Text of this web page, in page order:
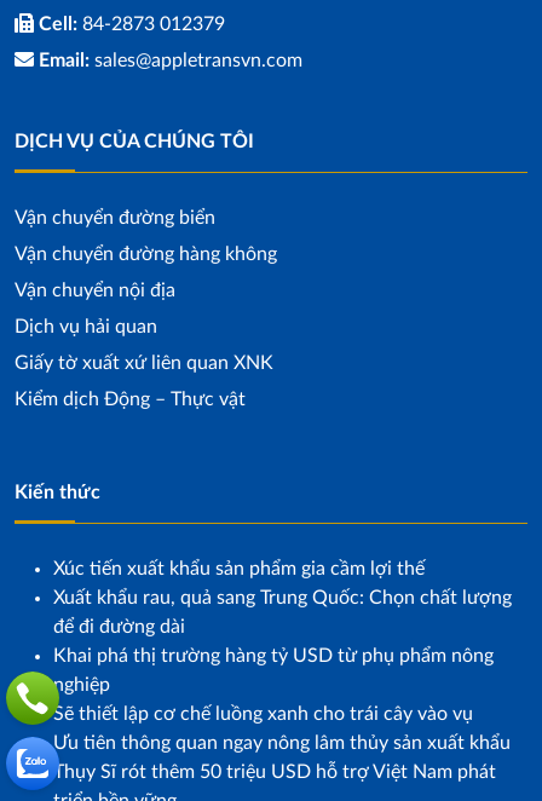
Cell: 84-2873 012379
Email: sales@appletransvn.com
DỊCH VỤ CỦA CHÚNG TÔI
Vận chuyển đường biển
Vận chuyển đường hàng không
Vận chuyển nội địa
Dịch vụ hải quan
Giấy tờ xuất xứ liên quan XNK
Kiểm dịch Động – Thực vật
Kiến thức
Xúc tiến xuất khẩu sản phẩm gia cầm lợi thế
Xuất khẩu rau, quả sang Trung Quốc: Chọn chất lượng
để đi đường dài
Khai phá thị trường hàng tỷ USD từ phụ phẩm nông
nghiệp
Sẽ thiết lập cơ chế luồng xanh cho trái cây vào vụ
Ưu tiên thông quan ngay nông lâm thủy sản xuất khẩu
Thụy Sĩ rót thêm 50 triệu USD hỗ trợ Việt Nam phát